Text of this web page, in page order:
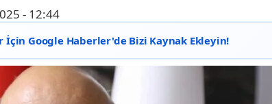
- 12:44
İçin Google Haberler'de Bizi Kaynak Ekleyin!